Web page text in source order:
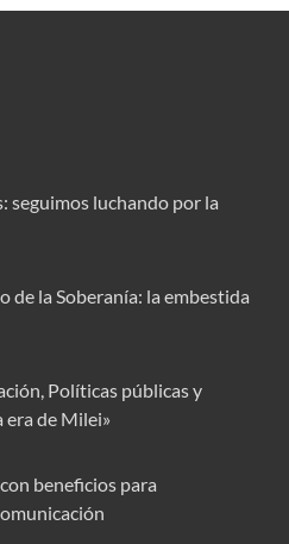
seguimos luchando por la
de la Soberanía: la embestida
Políticas públicas y
de Milei»
beneficios para